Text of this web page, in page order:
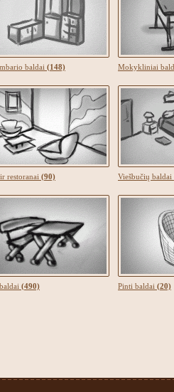
baldai (148) Mokykliniai
restoranai (90) Viešbučių baldai
(490) Pinti baldai (20)